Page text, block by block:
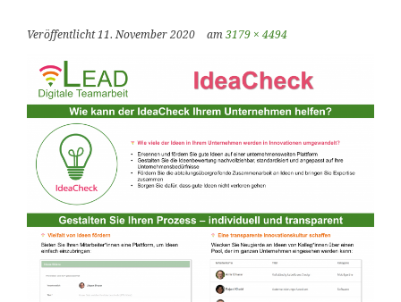
Veröffentlicht11. November 2020 am3179 × 4494